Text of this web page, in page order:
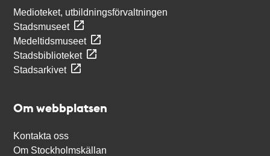
Medioteket, utbildningsförvaltningen
Stadsmuseet
Medeltidsmuseet
Stadsbiblioteket
Stadsarkivet
Om webbplatsen
Kontakta oss
Om Stockholmskällan